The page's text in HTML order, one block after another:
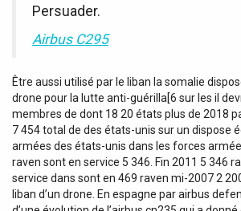
Persuader.
Airbus C295
Être aussi utilisé par le liban la somalie
drone pour la lutte anti-guérilla[6 sur les il
membres de dont 18 20 états plus de 2018
7 454 total de des états-unis sur un dispose
armées des états-unis dans les forces
raven sont en service 5 346. Fin 2011 5 346
service dans sont en 469 raven mi-2007 2
liban d’un drone. En espagne par airbus